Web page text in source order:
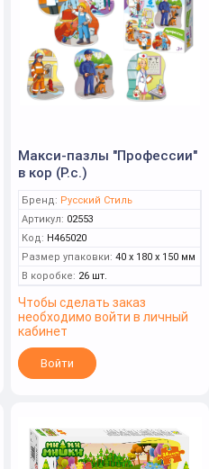
Макси-пазлы "Профессии"
в кор (Р.с.)
Бренд: Русский Стиль
Артикул: 02553
Код: Н465020
Размер упаковки: 40 x 180 x 150 мм
В коробке: 26 шт.
Чтобы сделать заказ
необходимо войти в личный
кабинет
Войти